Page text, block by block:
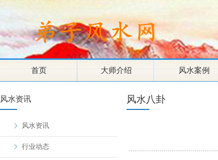
首页 大师介绍 风水案例
风水资讯
风水资讯
行业动态
风水八卦